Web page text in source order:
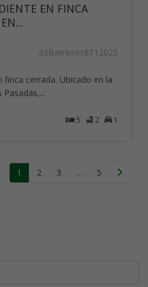
EN FINCA
33Barreiros8112025
finca cerrada. Ubicado en la
5 2 1
1 2 3 ... 5